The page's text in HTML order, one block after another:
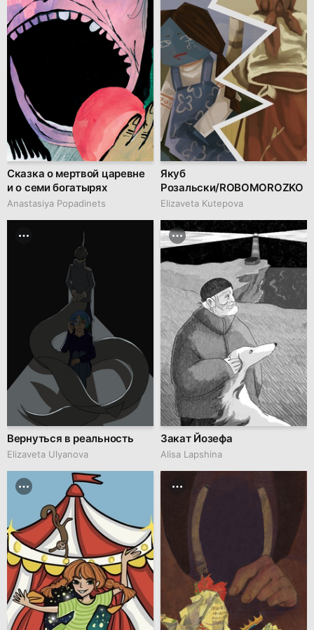
Сказка о мертвой царевне
и о семи богатырях
Anastasiya Popadinets
Якуб
Розальски/ROBOMOROZKO
Elizaveta Kutepova
Вернуться в реальность
Elizaveta Ulyanova
Закат Йозефа
Alisa Lapshina